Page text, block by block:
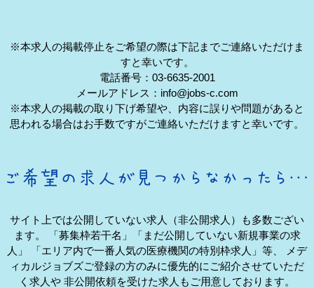
※本求人の掲載停止をご希望の際は下記までご連絡いただけま
すと幸いです。
電話番号：03-6635-2001
メールアドレス：info@jobs-c.com
※本求人の掲載の取り下げ希望や、内容に誤りや問題があると
思われる場合はお手数ですがご連絡いただけますと幸いです。
サイト上では公開していない求人（非公開求人）も多数ござい
ます。
「募集枠若干名」「まだ公開していない新規事業の求
人」
「エリア内で一番人気の医療機関の特別枠求人」等、
メデ
ィカルジョブズご登録の方のみに優先的にご紹介させていただ
く求人や 非公開依頼を受けた求人もご用意しております。